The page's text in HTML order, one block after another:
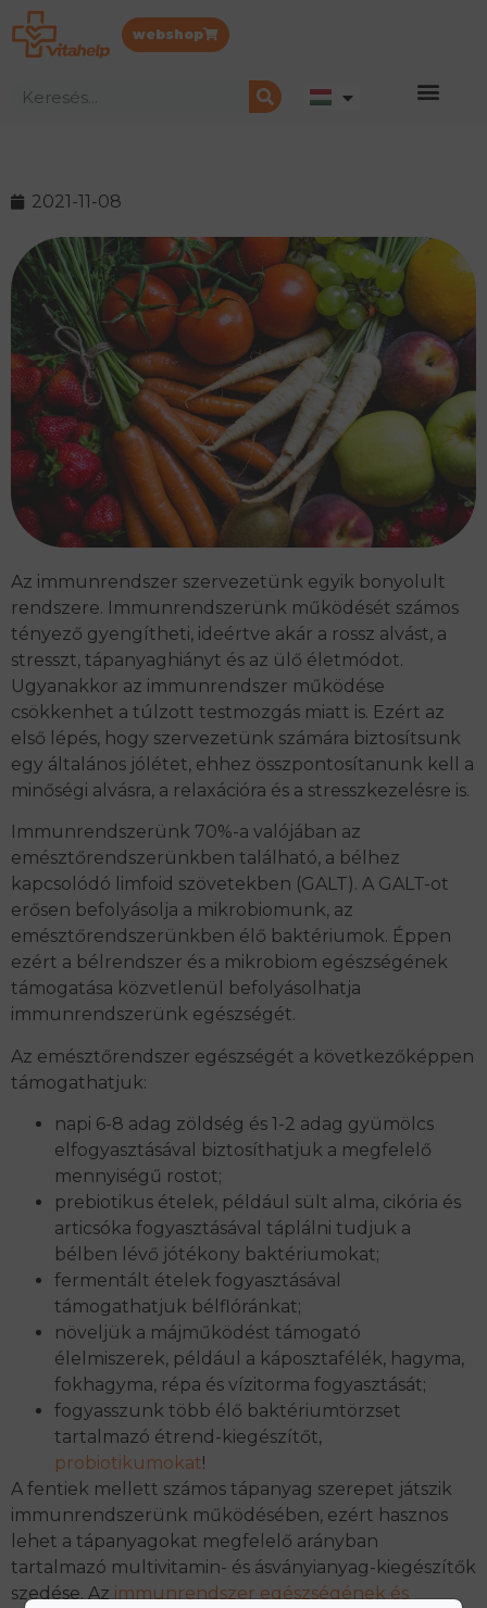
webshop
2021-11-08
Az immunrendszer szervezetünk egyik bonyolult
rendszere. Immunrendszerünk működését számos
tényező gyengítheti, ideértve akár a rossz alvást, a
stresszt, tápanyaghiányt és az ülő életmódot.
Ugyanakkor az immunrendszer működése
csökkenhet a túlzott testmozgás miatt is. Ezért az
első lépés, hogy szervezetünk számára biztosítsunk
egy általános jólétet, ehhez összpontosítanunk kell a
minőségi alvásra, a relaxációra és a stresszkezelésre is.
Immunrendszerünk 70%-a valójában az
emésztőrendszerünkben található, a bélhez
kapcsolódó limfoid szövetekben (GALT). A GALT-ot
erősen befolyásolja a mikrobiomunk, az
emésztőrendszerünkben élő baktériumok. Éppen
ezért a bélrendszer és a mikrobiom egészségének
támogatása közvetlenül befolyásolhatja
immunrendszerünk egészségét.
Az emésztőrendszer egészségét a következőképpen
támogathatjuk:
napi 6-8 adag zöldség és 1-2 adag gyümölcs
elfogyasztásával biztosíthatjuk a megfelelő
mennyiségű rostot;
prebiotikus ételek, például sült alma, cikória és
articsóka fogyasztásával táplálni tudjuk a
bélben lévő jótékony baktériumokat;
fermentált ételek fogyasztásával
támogathatjuk bélflóránkat;
növeljük a májműködést támogató
élelmiszerek, például a káposztafélék, hagyma,
fokhagyma, répa és vízitorma fogyasztását;
fogyasszunk több élő baktériumtörzset
tartalmazó étrend-kiegészítőt,
probiotikumokat!
A fentiek mellett számos tápanyag szerepet játszik
immunrendszerünk működésében, ezért hasznos
lehet a tápanyagokat megfelelő arányban
tartalmazó multivitamin- és ásványianyag-kiegészítők
szedése. Az immunrendszer egészségének és